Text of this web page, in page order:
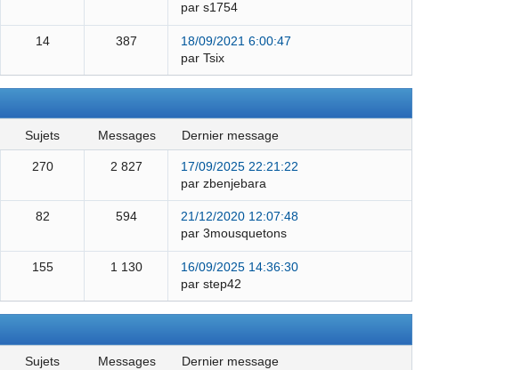
par s1754
14 387
18/09/2021 6:00:47
par Tsix
sujets messages dernier message
270 2 827
17/09/2025 22:21:22
par zbenjebara
82 594
21/12/2020 12:07:48
par 3mousquetons
155 1 130
16/09/2025 14:36:30
par step42
sujets messages dernier message